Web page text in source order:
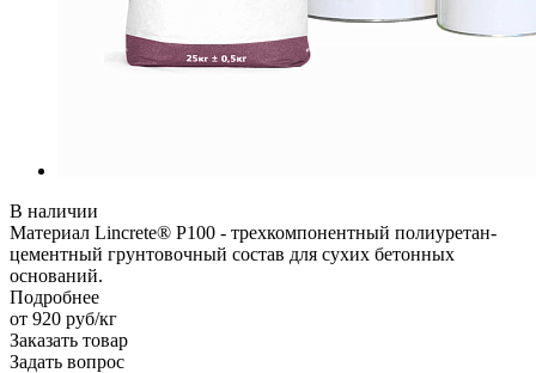
В наличии
Материал Lincrete® P100 - трехкомпонентный полиуретан-
цементный грунтовочный состав для сухих бетонных
оснований.
Подробнее
от 920 руб/кг
Заказать товар
Задать вопрос